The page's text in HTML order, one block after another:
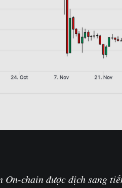
On-chain được dịch sang